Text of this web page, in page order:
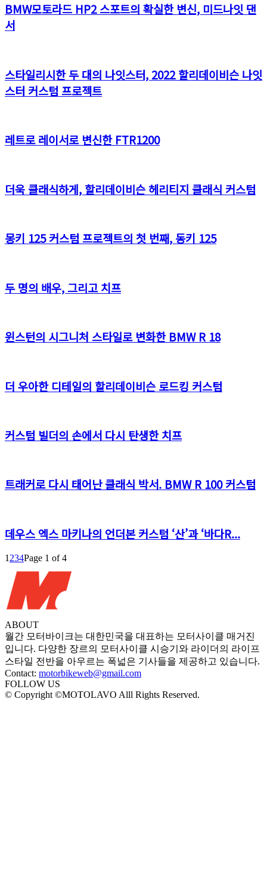
BMW모토라드 HP2 스포트의 확실한 변신, 미드나잇 댄
서
스타일리시한 두 대의 나잇스터, 2022 할리데이비슨 나잇
스터 커스텀 프로젝트
레트로 레이서로 변신한 FTR1200
더욱 클래식하게, 할리데이비슨 헤리티지 클래식 커스텀
몽키 125 커스텀 프로젝트의 첫 번째, 동키 125
두 명의 배우, 그리고 치프
윈스턴의 시그니처 스타일로 변화한 BMW R 18
더 우아한 디테일의 할리데이비슨 로드킹 커스텀
커스텀 빌더의 손에서 다시 탄생한 치프
트래커로 다시 태어난 클래식 박서. BMW R 100 커스텀
데우스 엑스 마키나의 언더본 커스텀 ‘산’과 ‘바다R...
1 234Page 1 of 4
ABOUT
월간 모터바이크는 대한민국을 대표하는 모터사이클 매거진
입니다. 다양한 장르의 모터사이클 시승기와 라이더의 라이프
스타일 전반을 아우르는 폭넓은 기사들을 제공하고 있습니다.
Contact: motorbikeweb@gmail.com
FOLLOW US
© Copyright ©MOTOLAVO Alll Rights Reserved.